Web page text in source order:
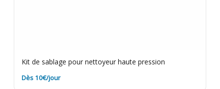
Kit de sablage pour nettoyeur haute pression
Dès 10€/jour